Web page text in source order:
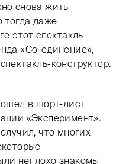
снова жить
тогда даже
этот спектакль
«Со-единение»,
конструктор.
в шорт-лист
«Эксперимент».
что многих
неплохо знакомы